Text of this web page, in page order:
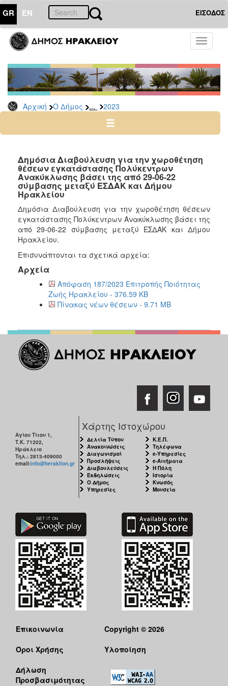
GR EN ΕΙΣΟΔΟΣ
Toggle
Αρχική Ο Δήμος ... 2023
ΔΗΜΟΣ
Δελτία
Τύπου
Αρχείο
2026
2024
2022
2021
2020
2019
2018
2017
2016
2015
2013
2012
2010
2006
ΠΟΛΙΤΙΣΜΟΣ
ΑΝΘΕΚΤΙΚΗ
Δημόσια Διαβούλευση για την χωροθέτηση
θέσεων εγκατάστασης Πολύκεντρων
Ανακύκλωσης βάσει της από 29-06-22
σύμβασης μεταξύ ΕΣΔΑΚ και Δήμου
Ηρακλείου
Δημόσια Διαβούλευση για την χωροθέτηση θέσεων
εγκατάστασης Πολύκεντρων Ανακύκλωσης βάσει της
από 29-06-22 σύμβασης μεταξύ ΕΣΔΑΚ και Δήμου
Ηρακλείου.
Επισυνάπτονται τα σχετικά αρχεία:
Αρχεία
Απόφαση 187/2023 Επιτροπής Ποιότητας
Ζωής Ηρακλείου - 376.59 KB
Πίνακας νέων θέσεων - 9.71 MB
Αγίου Τίτου 1,
Τ.Κ. 71202,
Ηράκλειο
Τηλ.: 2813-409000
email:info@heraklion.gr
Χάρτης Ιστοχώρου
Δελτία Τύπου
Ανακοινώσεις
Διαγωνισμοί
Προσλήψεις
Διαβουλεύσεις
Εκδηλώσεις
Ο Δήμος
Υπηρεσίες
Κ.Ε.Π.
Τηλέφωνα
e-Υπηρεσίες
e-Αιτήματα
Η Πόλη
Ιστορία
Κνωσός
Μουσεία
Επικοινωνία
Όροι Χρήσης
Δήλωση
Προσβασιμότητας
Copyright © 2026
Υλοποίηση